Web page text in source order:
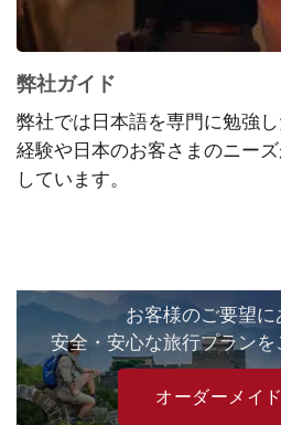
弊社ガイド
弊社では日本語を専門に勉強
経験や日本のお客さまのニー
しています。
お客様のご要望に
安全・安心な旅行プランを
オーダーメイ